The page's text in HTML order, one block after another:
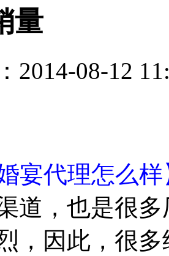
量
2014-08-12
宴代理怎么
道，也是很
，因此，很